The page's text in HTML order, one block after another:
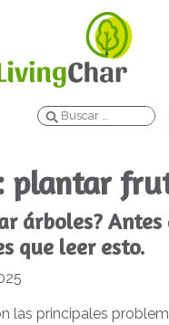
Buscar
plantar
árboles? Antes
que leer esto.
las principales